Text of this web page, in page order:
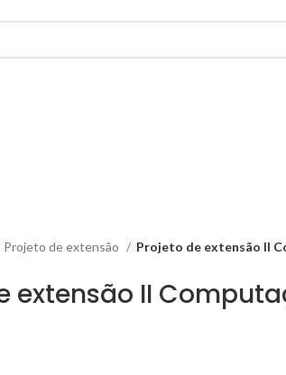
Projeto de extensão
Projeto de extensão II
extensão II